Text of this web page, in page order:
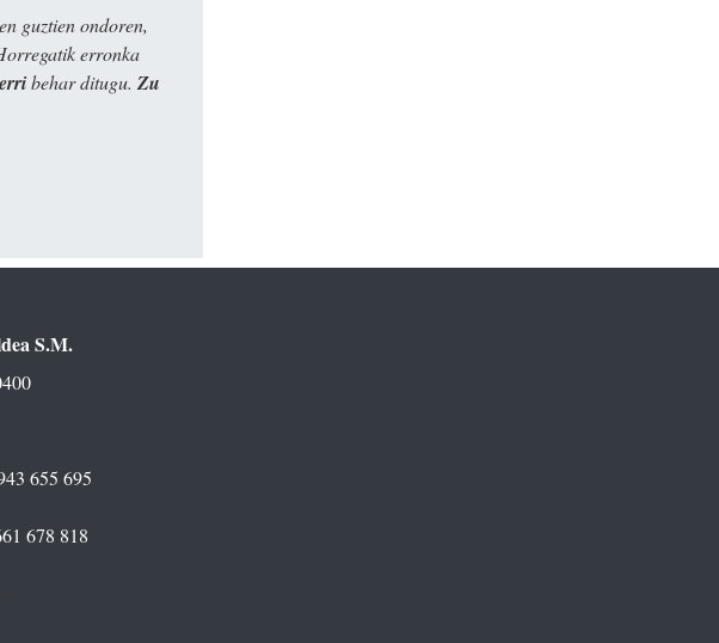
guztien ondoren,
erronka
behar ditugu. Zu
S.M.
655 695
678 818